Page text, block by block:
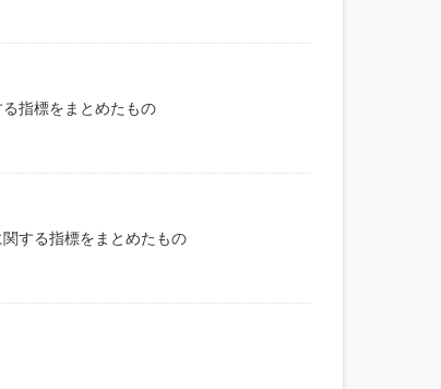
指標をまとめたもの
する指標をまとめたもの